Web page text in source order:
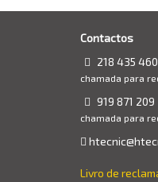
Contactos
218 435 460
chamada para
919 871 209
chamada para
Livro de